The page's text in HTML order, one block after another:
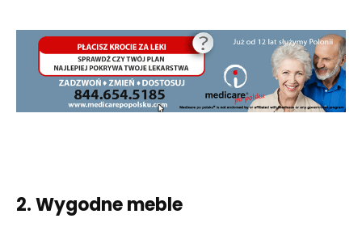
2. Wygodne meble